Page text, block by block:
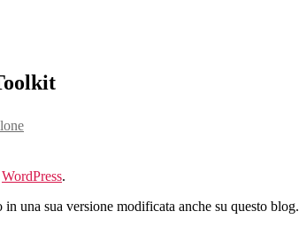
WordPress.
una sua versione modificata anche su questo blog.